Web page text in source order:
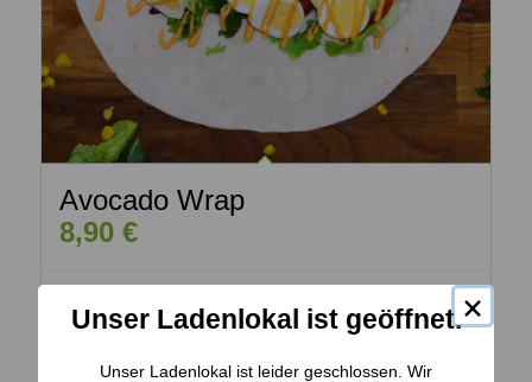
Avocado Wrap
8,90 €
×
Unser Ladenlokal ist geöffnet.
Unser Ladenlokal ist leider geschlossen. Wir